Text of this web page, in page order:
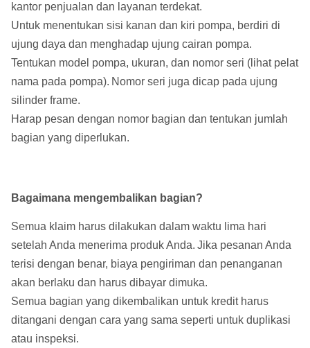
kantor penjualan dan layanan terdekat.
Untuk menentukan sisi kanan dan kiri pompa, berdiri di
ujung daya dan menghadap ujung cairan pompa.
Tentukan model pompa, ukuran, dan nomor seri (lihat pelat
nama pada pompa). Nomor seri juga dicap pada ujung
silinder frame.
Harap pesan dengan nomor bagian dan tentukan jumlah
bagian yang diperlukan.
Bagaimana mengembalikan bagian?
Semua klaim harus dilakukan dalam waktu lima hari
setelah Anda menerima produk Anda. Jika pesanan Anda
terisi dengan benar, biaya pengiriman dan penanganan
akan berlaku dan harus dibayar dimuka.
Semua bagian yang dikembalikan untuk kredit harus
ditangani dengan cara yang sama seperti untuk duplikasi
atau inspeksi.